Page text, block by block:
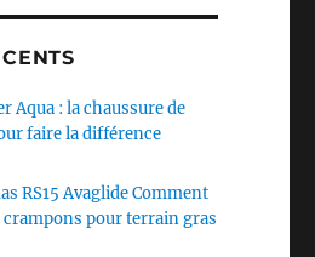
Aqua : la chaussure de
faire la différence
RS15 Avaglide Comment
pour terrain gras